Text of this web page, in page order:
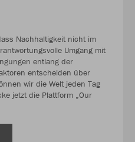
Nachhaltigkeit nicht im
Umgang mit
entlang der
entscheiden über
wir die Welt jeden Tag
jetzt die Plattform „Our